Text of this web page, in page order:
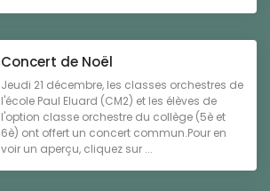
Concert de Noël
Jeudi 21 décembre, les classes orchestres de
l'école Paul Eluard (CM2) et les élèves de
l'option classe orchestre du collège (5è et
6è) ont offert un concert commun.Pour en
voir un aperçu, cliquez sur ...